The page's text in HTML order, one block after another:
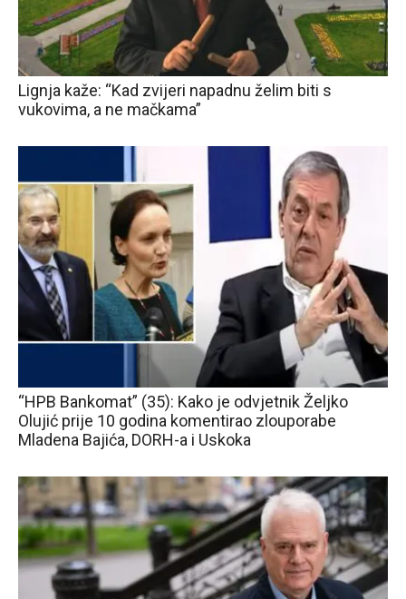
Lignja kaže: “Kad zvijeri napadnu želim biti s
vukovima, a ne mačkama”
“HPB Bankomat” (35): Kako je odvjetnik Željko
Olujić prije 10 godina komentirao zlouporabe
Mladena Bajića, DORH-a i Uskoka